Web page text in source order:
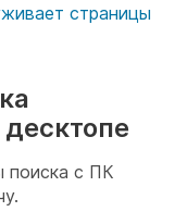
страницы
десктопе
поиска с ПК